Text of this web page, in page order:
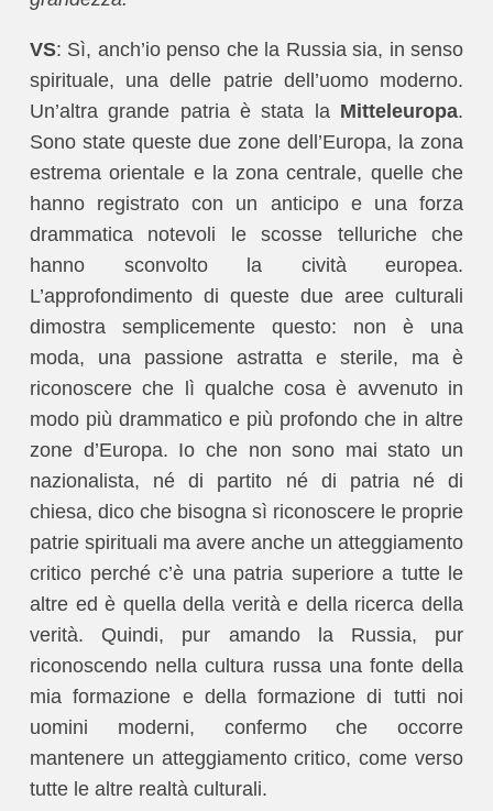
VS: Sì, anch’io penso che la Russia sia, in senso
spirituale, una delle patrie dell’uomo moderno.
Un’altra grande patria è stata la Mitteleuropa.
Sono state queste due zone dell’Europa, la zona
estrema orientale e la zona centrale, quelle che
hanno registrato con un anticipo e una forza
drammatica notevoli le scosse telluriche che
hanno sconvolto la cività europea.
L’approfondimento di queste due aree culturali
dimostra semplicemente questo: non è una
moda, una passione astratta e sterile, ma è
riconoscere che lì qualche cosa è avvenuto in
modo più drammatico e più profondo che in altre
zone d’Europa. Io che non sono mai stato un
nazionalista, né di partito né di patria né di
chiesa, dico che bisogna sì riconoscere le proprie
patrie spirituali ma avere anche un atteggiamento
critico perché c’è una patria superiore a tutte le
altre ed è quella della verità e della ricerca della
verità. Quindi, pur amando la Russia, pur
riconoscendo nella cultura russa una fonte della
mia formazione e della formazione di tutti noi
uomini moderni, confermo che occorre
mantenere un atteggiamento critico, come verso
tutte le altre realtà culturali.